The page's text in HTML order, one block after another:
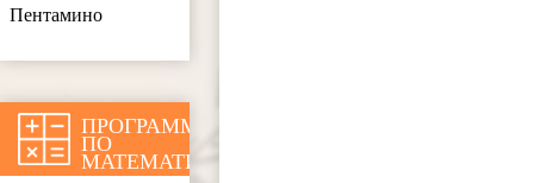
Пентамино
ПРОГРАММЫ
ПО
МАТЕМАТИКЕ